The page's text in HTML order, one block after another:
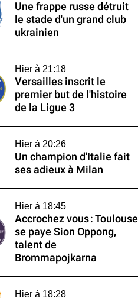
Une frappe russe détruit
le stade d'un grand club
ukrainien
Hier à 21:18
Versailles inscrit le
premier but de l'histoire
de la Ligue 3
Hier à 20:26
Un champion d'Italie fait
ses adieux à Milan
Hier à 18:45
Accrochez vous : Toulouse
se paye Sion Oppong,
talent de
Brommapojkarna
Hier à 18:28